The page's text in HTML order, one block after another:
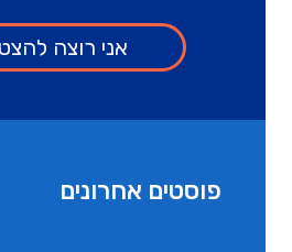
פוסטים אחרונים